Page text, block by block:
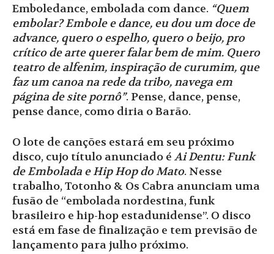
Emboledance, embolada com dance. “Quem
embolar? Embole e dance, eu dou um doce de
advance, quero o espelho, quero o beijo, pro
crítico de arte querer falar bem de mim. Quero
teatro de alfenim, inspiração de curumim, que
faz um canoa na rede da tribo, navega em
página de site pornô”. Pense, dance, pense,
pense dance, como diria o Barão.
O lote de canções estará em seu próximo
disco, cujo título anunciado é Ai Dentu: Funk
de Embolada e Hip Hop do Mato. Nesse
trabalho, Totonho & Os Cabra anunciam uma
fusão de “embolada nordestina, funk
brasileiro e hip-hop estadunidense”. O disco
está em fase de finalização e tem previsão de
lançamento para julho próximo.